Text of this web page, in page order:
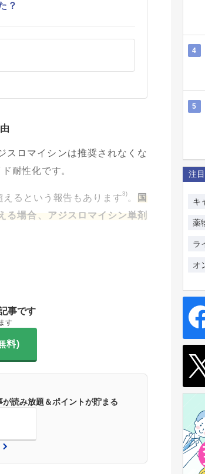
？
スロマイシンは推奨されなくな
耐性化です。
るという報告もあります3) 。国
る場合、アジスロマイシン単剤
事です
す
料)
読み放題＆ポイントが貯まる
4
5
注
キ
薬
ラ
オ